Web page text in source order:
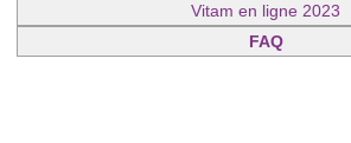
Vitam en ligne 2023
FAQ